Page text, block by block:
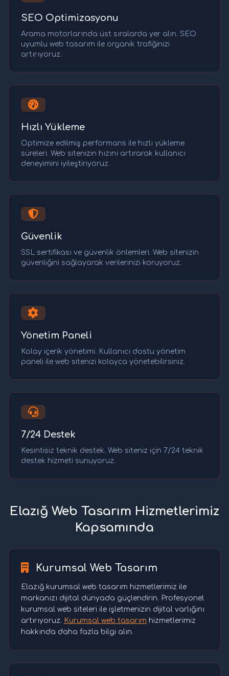
SEO Optimizasyonu
Arama motorlarında üst sıralarda yer alın. SEO
uyumlu web tasarım ile organik trafiğinizi
artırıyoruz.
Hızlı Yükleme
Optimize edilmiş performans ile hızlı yükleme
süreleri. Web sitenizin hızını artırarak kullanıcı
deneyimini iyileştiriyoruz.
Güvenlik
SSL sertifikası ve güvenlik önlemleri. Web sitenizin
güvenliğini sağlayarak verilerinizi koruyoruz.
Yönetim Paneli
Kolay içerik yönetimi. Kullanıcı dostu yönetim
paneli ile web sitenizi kolayca yönetebilirsiniz.
7/24 Destek
Kesintisiz teknik destek. Web siteniz için 7/24 teknik
destek hizmeti sunuyoruz.
Elazığ Web Tasarım Hizmetlerimiz
Kapsamında
Kurumsal Web Tasarım
Elazığ kurumsal web tasarım hizmetlerimiz ile
markanızı dijital dünyada güçlendirin. Profesyonel
kurumsal web siteleri ile işletmenizin dijital varlığını
artırıyoruz. Kurumsal web tasarım hizmetlerimiz
hakkında daha fazla bilgi alın.